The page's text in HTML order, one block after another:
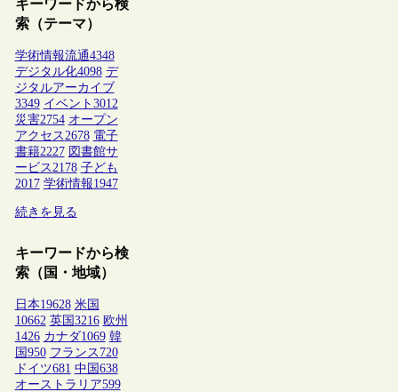
キーワードから検
索（テーマ）
学術情報流通4348
デジタル化4098 デ
ジタルアーカイブ
3349 イベント 3012
災害2754 オープン
アクセス2678 電子
書籍2227 図書館サ
ービス2178 子ども
2017 学術情報1947
続きを見る
キーワードから検
索（国・地域）
日本19628 米国
10662 英国 3216 欧州
1426 カナダ1069 韓
国 950 フランス 720
ドイツ681 中国 638
オーストラリア599